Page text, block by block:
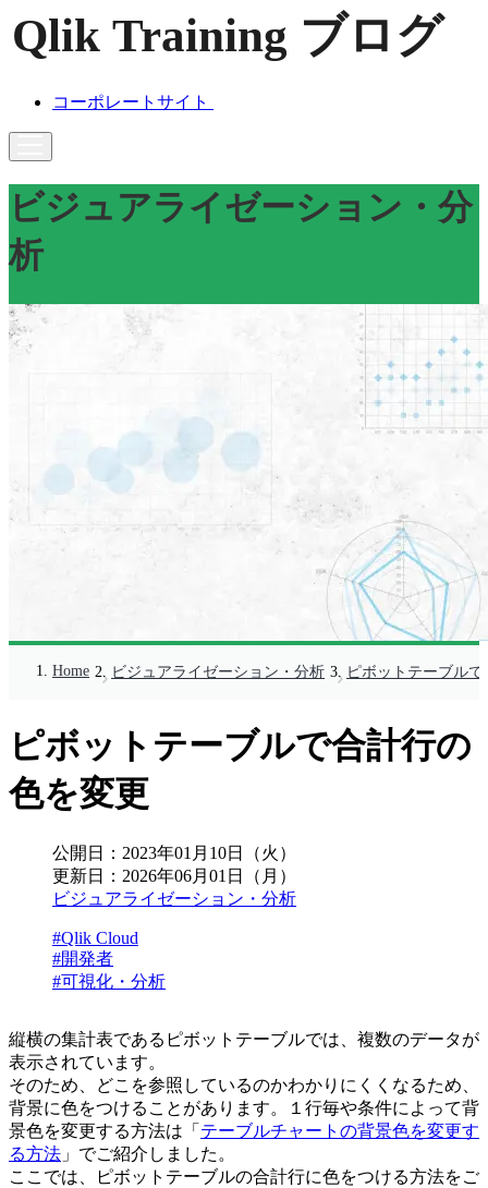
コーポレートサイト
ビジュアライゼーション・分
析
Home ビジュアライゼーション・分析 ピボットテーブル
ピボットテーブルで合計行の
色を変更
公開日： 2023年01月10日（火）
更新日： 2026年06月01日（月）
ビジュアライゼーション・分析
#Qlik Cloud
#開発者
#可視化・分析
縦横の集計表であるピボットテーブルでは、複数のデータが
表示されています。
そのため、どこを参照しているのかわかりにくくなるため、
背景に色をつけることがあります。１行毎や条件によって背
景色を変更する方法は「 テーブルチャートの背景色を変更す
る方法 」でご紹介しました。
ここでは、ピボットテーブルの合計行に色をつける方法をご